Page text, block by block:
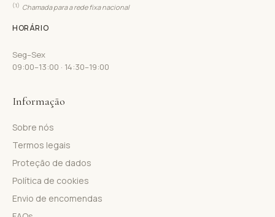
(1) Chamada para a rede fixa nacional
HORÁRIO
Seg–Sex
09:00–13:00 · 14:30–19:00
Informação
Sobre nós
Termos legais
Proteção de dados
Política de cookies
Envio de encomendas